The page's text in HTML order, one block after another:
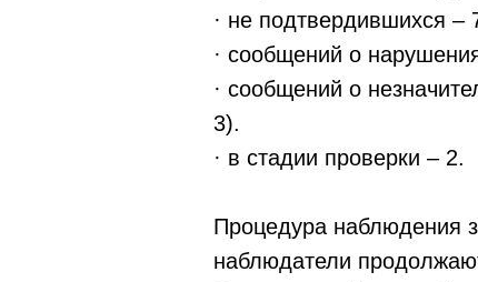
· не подтвердившихся –
· сообщений о
· сообщений о
3).
· в стадии проверки – 2.
Процедура наблюдения
наблюдатели